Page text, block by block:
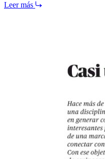
Leer más